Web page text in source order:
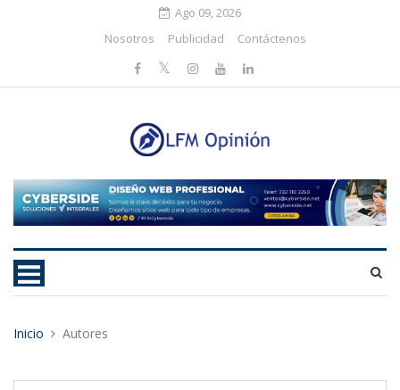
Ago 09, 2026
Nosotros
Publicidad Contáctenos
Inicio Autores